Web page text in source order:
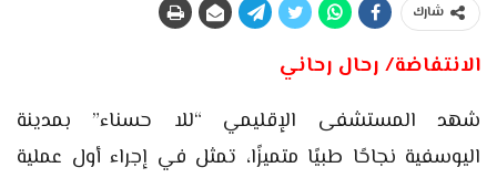
شارك
الانتفاضة/ رحال رحاني
شهد المستشفى الإقليمي “للا حسناء” بمدينة
اليوسفية نجاحًا طبيًا متميزًا، تمثل في إجراء أول عملية